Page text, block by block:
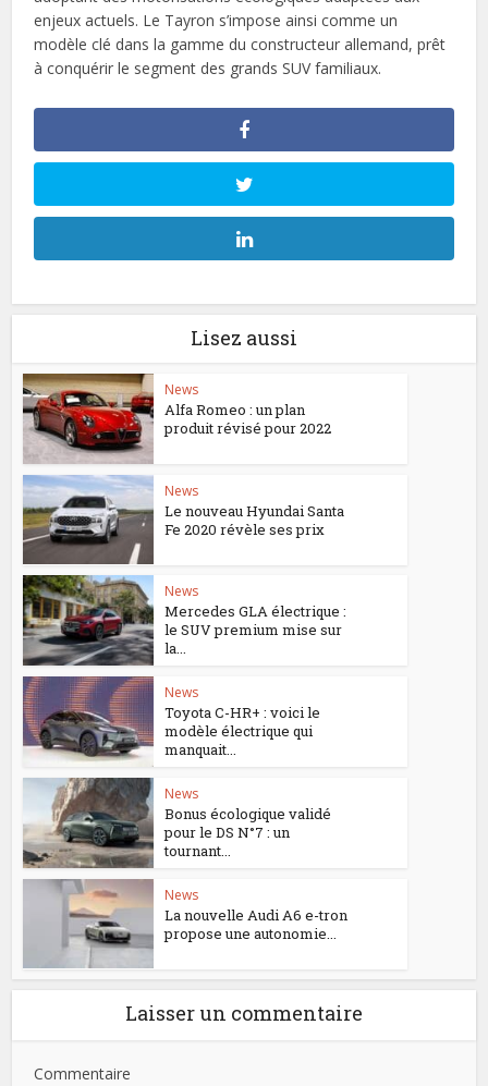
enjeux actuels. Le Tayron s’impose ainsi comme un
modèle clé dans la gamme du constructeur allemand, prêt
à conquérir le segment des grands SUV familiaux.
Lisez aussi
News
Alfa Romeo : un plan
produit révisé pour 2022
News
Le nouveau Hyundai Santa
Fe 2020 révèle ses prix
News
Mercedes GLA électrique :
le SUV premium mise sur
la...
News
Toyota C-HR+ : voici le
modèle électrique qui
manquait...
News
Bonus écologique validé
pour le DS N°7 : un
tournant...
News
La nouvelle Audi A6 e-tron
propose une autonomie...
Laisser un commentaire
Commentaire